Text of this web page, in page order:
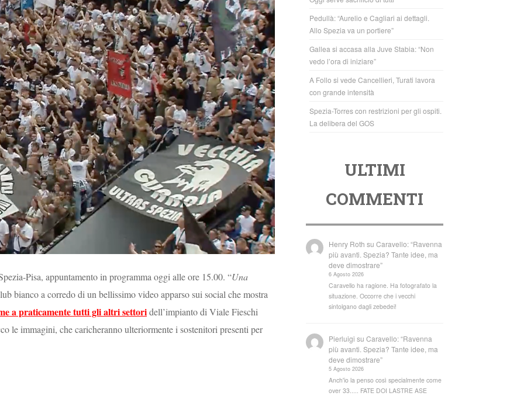
Pisa, appuntamento in programma oggi alle ore 15.00. “Una
bianco a corredo di un bellissimo video apparso sui social che mostra
a praticamente tutti gli altri settoridell’impianto di Viale Fieschi
le immagini, che caricheranno ulteriormente i sostenitori presenti per
k
Pedullà: “Aurelio e Cagliari ai dettagli.
Allo Spezia va un portiere”
Gallea si accasa alla Juve Stabia: “Non
vedo l’ora di iniziare”
A Follo si vede Cancellieri, Turati lavora
con grande intensità
Spezia-Torres con restrizioni per gli ospiti.
La delibera del GOS
ULTIMI
COMMENTI
Henry Roth suCaravello: “Ravenna
più avanti. Spezia? Tante idee, ma
deve dimostrare”
6 Agosto 2026
Caravello ha ragione. Ha fotografato la
situazione. Occorre che i vecchi
sintolgano dagli zebedei!
Pierluigi suCaravello: “Ravenna
più avanti. Spezia? Tante idee, ma
deve dimostrare”
5 Agosto 2026
Anch'io la penso così specialmente come
over 33..... FATE DOI LASTRE ASE